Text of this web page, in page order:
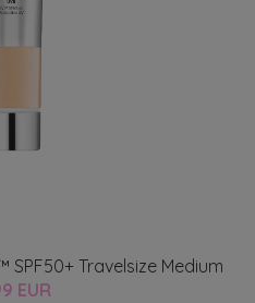
SPF50+ Travelsize Medium
EUR